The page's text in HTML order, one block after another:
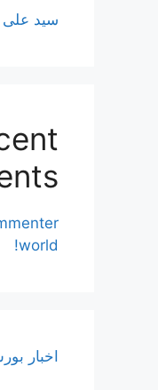
سید علی
world!
اخبار